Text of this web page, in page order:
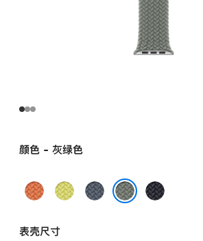
颜色 - 灰绿色
姜
末
霓
黄
铁
午
表壳尺寸